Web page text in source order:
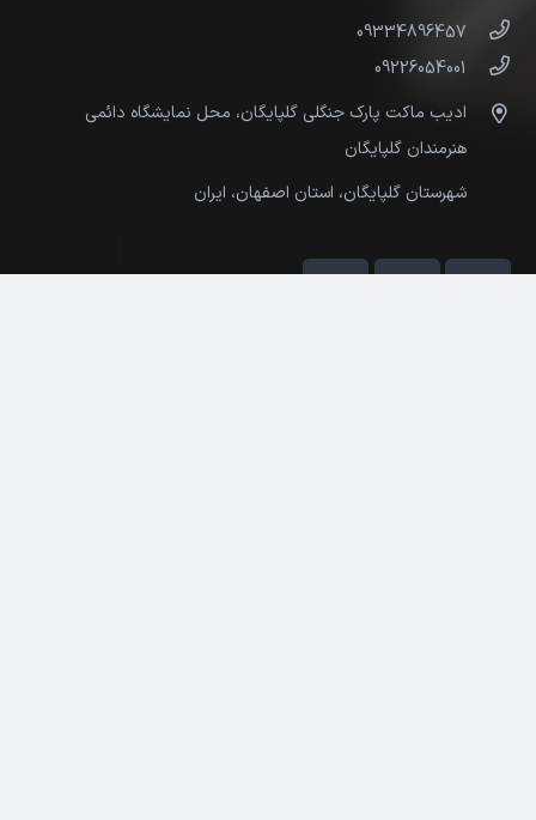
09334896457
09226054001
ادیب ماکت پارک جنگلی گلپایگان، محل نمایشگاه دائمی
هنرمندان گلپایگان
شهرستان گلپایگان، استان اصفهان، ایران